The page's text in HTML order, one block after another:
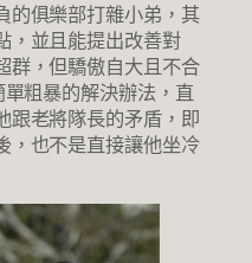
的俱樂部打雜小弟，其
，並且能提出改善對
群，但驕傲自大且不合
粗暴的解決辦法，直
跟老將隊長的矛盾，即
，也不是直接讓他坐冷